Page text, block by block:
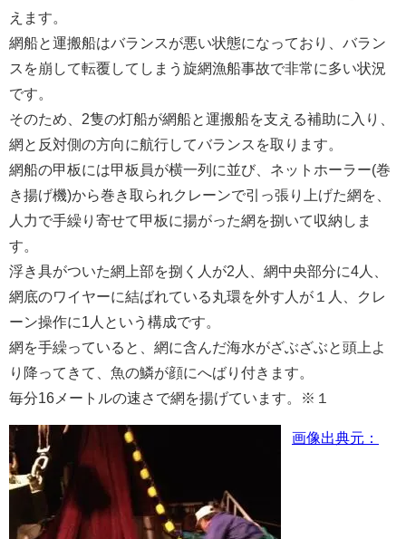
えます。
網船と運搬船はバランスが悪い状態になっており、バラン
スを崩して転覆してしまう旋網漁船事故で非常に多い状況
です。
そのため、2隻の灯船が網船と運搬船を支える補助に入り、
網と反対側の方向に航行してバランスを取ります。
網船の甲板には甲板員が横一列に並び、ネットホーラー(巻
き揚げ機)から巻き取られクレーンで引っ張り上げた網を、
人力で手繰り寄せて甲板に揚がった網を捌いて収納しま
す。
浮き具がついた網上部を捌く人が2人、網中央部分に4人、
網底のワイヤーに結ばれている丸環を外す人が１人、クレ
ーン操作に1人という構成です。
網を手繰っていると、網に含んだ海水がざぶざぶと頭上よ
り降ってきて、魚の鱗が顔にへばり付きます。
毎分16メートルの速さで網を揚げています。※１
画像出典元：